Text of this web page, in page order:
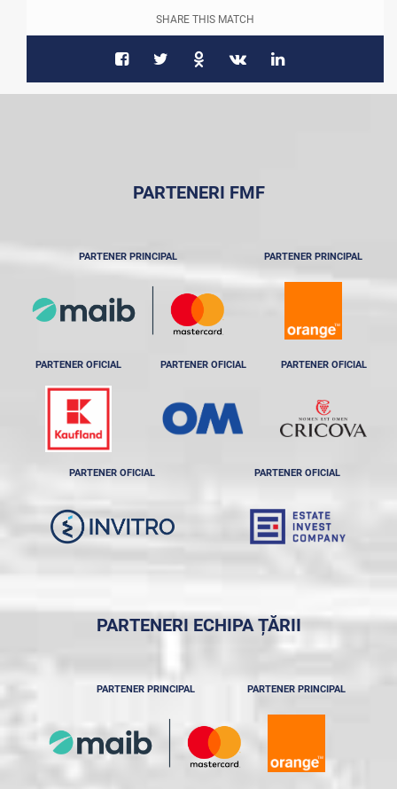
SHARE THIS MATCH
PARTENERI FMF
PARTENER PRINCIPAL PARTENER PRINCIPAL
PARTENER OFICIAL PARTENER OFICIAL PARTENER OFICIAL
PARTENER OFICIAL PARTENER OFICIAL
PARTENERI ECHIPA ȚĂRII
PARTENER PRINCIPAL PARTENER PRINCIPAL